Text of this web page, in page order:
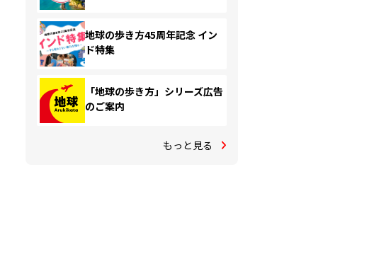
地球の歩き方45周年記念 イン
ド特集
「地球の歩き方」シリーズ広告
のご案内
もっと見る